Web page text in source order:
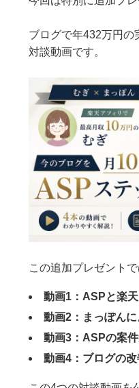
ブログで年432万円の
対談動画です。
この追加プレゼント
動画1：ASPと楽
動画2：まっぽん
動画3：ASPの案
動画4：ブログの